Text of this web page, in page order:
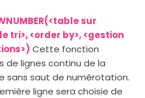
sur
tri>, <order by>, <gestion
Cette fonction
de lignes continu de la
sans saut de numérotation.
ligne sera choisie de